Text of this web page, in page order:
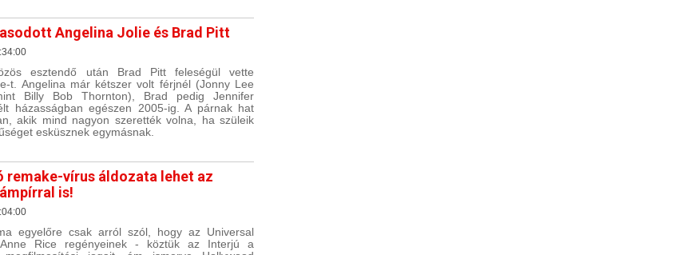
Angelina Jolie és Brad Pitt
esztendő után Brad Pitt feleségül vette
t. Angelina már kétszer volt férjnél (Jonny Lee
Billy Bob Thornton), Brad pedig Jennifer
házasságban egészen 2005-ig. A párnak hat
akik mind nagyon szerették volna, ha szüleik
esküsznek egymásnak.
remake-vírus áldozata lehet az
is!
egyelőre csak arról szól, hogy az Universal
Anne Rice regényeinek - köztük az Interjú a